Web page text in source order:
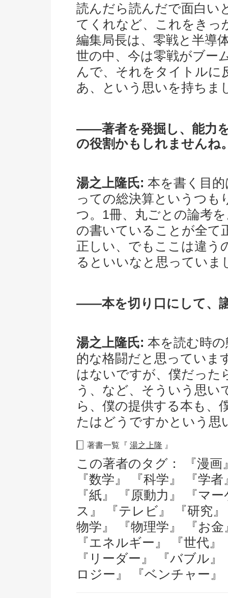
読んだら読んだで面白い
てくれなど、これをきっ
編集局長は、零戦と半導
世の中、今は零戦がブー
んで、それをタイトルに
あ、という思いを持ちま
――著者を発掘し、能力
の役割かもしれませんね
湯之上隆氏: 本を書く目
っての総決算というつも
つ。1冊、丸ごとの論考
の書いていることが全て
正しい、でもここは違う
るといいなと思っていま
――本を切り口にして、
湯之上隆氏: 本を読む時
的な格闘だと思っていま
はないですが、僕だった
う、など、そういう思い
ら、僕の提供する本も、
たはどうですかという思
著書一覧『 湯之上隆 』
この著者のタグ：
『漫
『数学』
『科学』
『学
『紙』
『原動力』
『マ
ス』
『テレビ』
『研究
物学』
『物理学』
『お
『エネルギー』
『世代』
『リーダー』
『バブル』
ロジー』
『ベンチャー』